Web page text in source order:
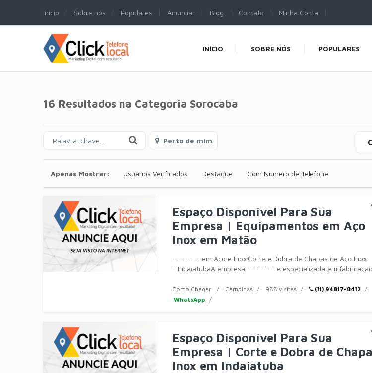
Início Sobre nós Populares Anunciar Blog Contato Minha Conta
INÍCIO SOBRE NÓS POPULARES
16 Resultados na Categoria Sorocaba
Perto de mim
Apenas Mostrar: Usuários Verificados Destaque Com Número de Telefone
Espaço Disponível Para Sua
Empresa | Equipamentos em Aço
Inox em Matão
-------- em Aço e Inox.Corte e Dobra de Chapas de Aço Inox
- IndaiatubaA empresa -------- é especializada em
Como Chegar Campinas 988 visitas
(11) 94817-8412
WhatsApp
Espaço Disponível Para Sua
Empresa | Corte e Dobra de
Inox em Indaiatuba